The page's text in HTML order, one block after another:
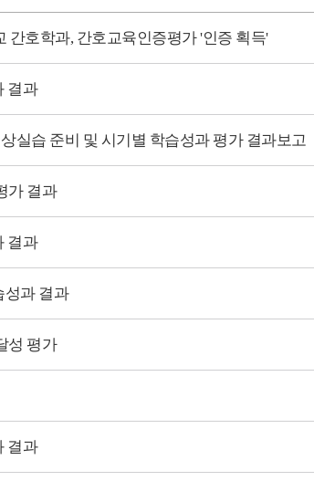
간호학과, 간호교육인증평가 '인증 획득'
결과
실습 준비 및 시기별 학습성과 평가 결과보고
가 결과
결과
성과 결과
성 평가
결과